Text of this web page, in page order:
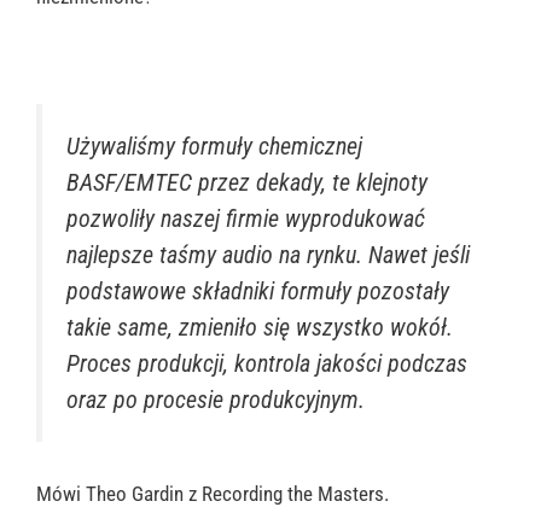
Używaliśmy formuły chemicznej
BASF/EMTEC przez dekady, te klejnoty
pozwoliły naszej firmie wyprodukować
najlepsze taśmy audio na rynku. Nawet jeśli
podstawowe składniki formuły pozostały
takie same, zmieniło się wszystko wokół.
Proces produkcji, kontrola jakości podczas
oraz po procesie produkcyjnym.
Mówi Theo Gardin z Recording the Masters.